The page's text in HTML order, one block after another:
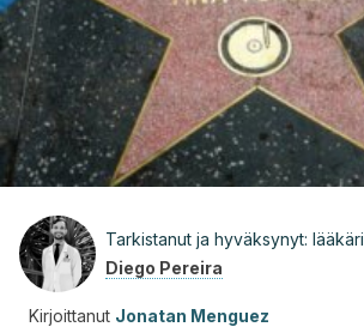
Tarkistanut ja hyväksynyt: lääkäri
Diego Pereira
Kirjoittanut Jonatan Menguez